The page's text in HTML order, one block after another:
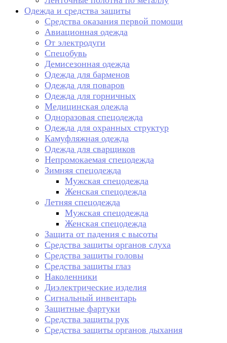
Одежда и средства защиты
Средства оказания первой помощи
Авиационная одежда
От электродуги
Спецобувь
Демисезонная одежда
Одежда для барменов
Одежда для поваров
Одежда для горничных
Медицинская одежда
Одноразовая спецодежда
Одежда для охранных структур
Камуфляжная одежда
Одежда для сварщиков
Непромокаемая спецодежда
Зимняя спецодежда
Мужская спецодежда
Женская спецодежда
Летняя спецодежда
Мужская спецодежда
Женская спецодежда
Защита от падения с высоты
Средства защиты органов слуха
Средства защиты головы
Средства защиты глаз
Наколенники
Диэлектрические изделия
Сигнальный инвентарь
Защитные фартуки
Средства защиты рук
Средства защиты органов дыхания